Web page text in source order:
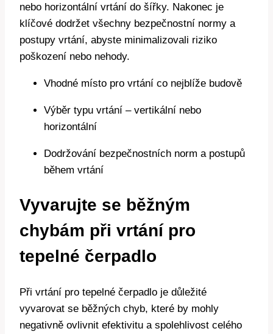
nebo horizontální vrtání do šířky. Nakonec je
klíčové dodržet všechny bezpečnostní normy a
postupy vrtání, abyste minimalizovali riziko
poškození nebo nehody.
Vhodné místo pro vrtání co nejblíže budově
Výběr typu vrtání – vertikální nebo
horizontální
Dodržování bezpečnostních norm a postupů
během vrtání
Vyvarujte se běžným
chybám při vrtání pro
tepelné čerpadlo
Při vrtání pro tepelné čerpadlo je důležité
vyvarovat se běžných chyb, které by mohly
negativně ovlivnit efektivitu a spolehlivost celého